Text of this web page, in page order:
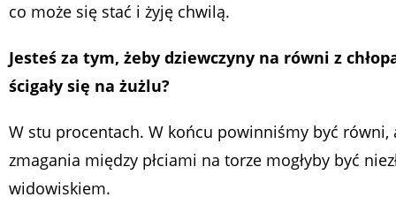
co może się stać i żyję chwilą.
Jesteś za tym, żeby dziewczyny na równi z
ścigały się na żużlu?
W stu procentach. W końcu powinniśmy być równi,
zmagania między płciami na torze mogłyby być
widowiskiem.